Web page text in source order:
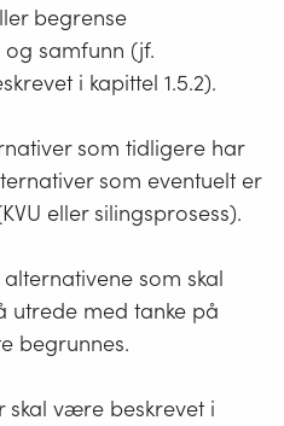
begrense
samfunn (jf.
i kapittel 1.5.2).
som tidligere har
som eventuelt er
eller silingsprosess).
som skal
utrede med tanke på
begrunnes.
skal være beskrevet i